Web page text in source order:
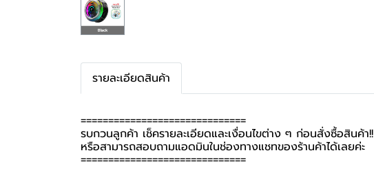
รายละเอียดสินค้า
==============================
รบกวนลูกค้า เช็ครายละเอียดและเงื่อนไขต่าง ๆ ก่อนสั่งซื้อสินค้า!!
หรือสามารถสอบถามแอดมินในช่องทางแชทของร้านค้าได้เลยค่ะ
==============================